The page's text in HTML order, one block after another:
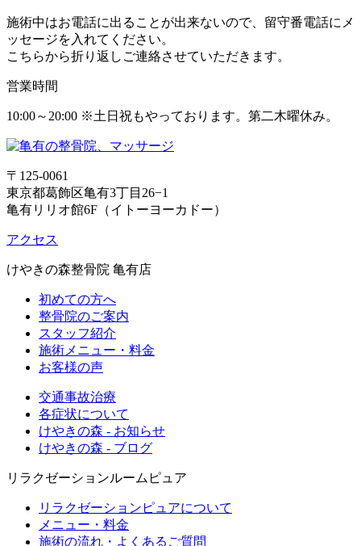
施術中はお電話に出ることが出来ないので、留守番電話にメ
ッセージを入れてください。
こちらから折り返しご連絡させていただきます。
営業時間
10:00～20:00 ※土日祝もやっております。第二木曜休み。
〒125-0061
東京都葛飾区亀有3丁目26−1
亀有リリオ館6F（イトーヨーカドー）
アクセス
けやきの森整骨院 亀有店
初めての方へ
整骨院のご案内
スタッフ紹介
施術メニュー・料金
お客様の声
交通事故治療
各症状について
けやきの森 - お知らせ
けやきの森 - ブログ
リラクゼーションルームピュア
リラクゼーションピュアについて
メニュー・料金
施術の流れ・よくあるご質問